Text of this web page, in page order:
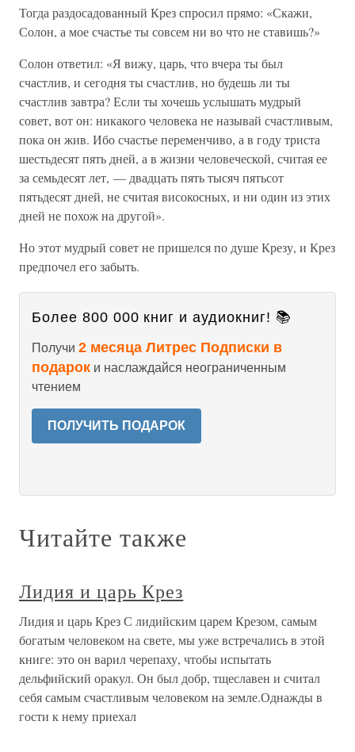
Тогда раздосадованный Крез спросил прямо: «Скажи,
Солон, а мое счастье ты совсем ни во что не ставишь?»
Солон ответил: «Я вижу, царь, что вчера ты был
счастлив, и сегодня ты счастлив, но будешь ли ты
счастлив завтра? Если ты хочешь услышать мудрый
совет, вот он: никакого человека не называй счастливым,
пока он жив. Ибо счастье переменчиво, а в году триста
шестьдесят пять дней, а в жизни человеческой, считая ее
за семьдесят лет, — двадцать пять тысяч пятьсот
пятьдесят дней, не считая високосных, и ни один из этих
дней не похож на другой».
Но этот мудрый совет не пришелся по душе Крезу, и Крез
предпочел его забыть.
Более 800 000 книг и аудиокниг! 📚
Получи 2 месяца Литрес Подписки в
подарок и наслаждайся неограниченным
чтением
ПОЛУЧИТЬ ПОДАРОК
Читайте также
Лидия и царь Крез
Лидия и царь Крез С лидийским царем Крезом, самым
богатым человеком на свете, мы уже встречались в этой
книге: это он варил черепаху, чтобы испытать
дельфийский оракул. Он был добр, тщеславен и считал
себя самым счастливым человеком на земле.Однажды в
гости к нему приехал